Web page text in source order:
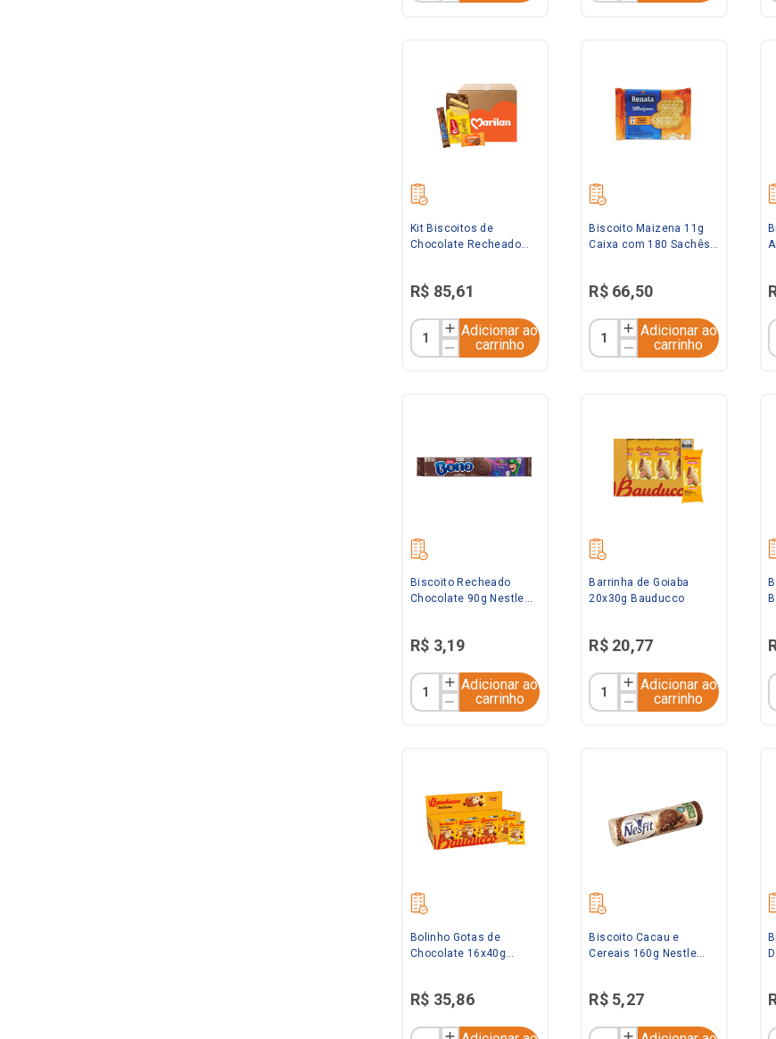
Kit Biscoitos de
Chocolate Recheado
200x8,6g Marilan
R$ 85,61
Adicionar ao
carrinho
Biscoito Maizena 11g
Caixa com 180 Sachês
R$ 66,50
Adicionar ao
carrinho
Biscoito Recheado
Chocolate 90g Nestle
R$ 3,19
Adicionar ao
carrinho
Barrinha de Goiaba
20x30g Bauducco
R$ 20,77
Adicionar ao
carrinho
Bolinho Gotas de
Chocolate 16x40g
R$ 35,86
Biscoito Cacau e
Cereais 160g Nestle
R$ 5,27